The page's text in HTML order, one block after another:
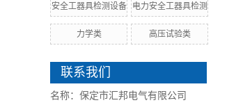
安全工器具检测设备 电力安全工器具检测
力学类 高压试验类
联系我们
名称：保定市汇邦电气有限公司